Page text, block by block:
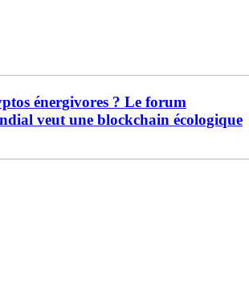
énergivores ? Le forum
veut une blockchain écologique